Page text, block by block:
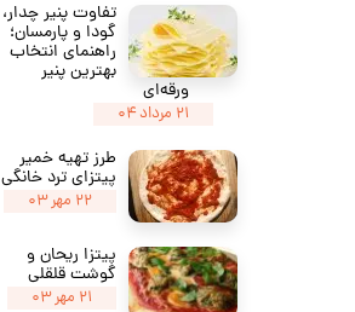
تفاوت پنیر چدار،
گودا و پارمسان؛
راهنمای انتخاب
بهترین پنیر
ورقه‌ای
۲۱ مرداد ۰۴
طرز تهیه خمیر
پیتزای ترد خانگی
۲۲ مهر ۰۳
پیتزا ریحان و
گوشت قلقلی
۲۱ مهر ۰۳